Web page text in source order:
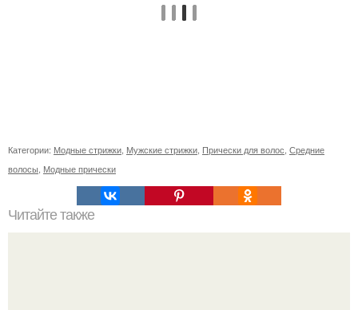
Категории: Модные стрижки Мужские стрижки Прически для волос Средние
волосы Модные прически
Читайте также